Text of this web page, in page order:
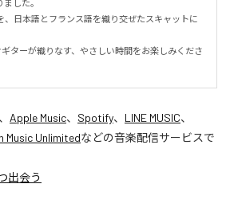
した。
、日本語とフランス語を織り交ぜたスキャットに
ターが織りなす、やさしい時間をお楽しみくださ
Apple Music、 Spotify、 LINE MUSIC、
Music Unlimitedなどの音楽配信サービスで
出会う